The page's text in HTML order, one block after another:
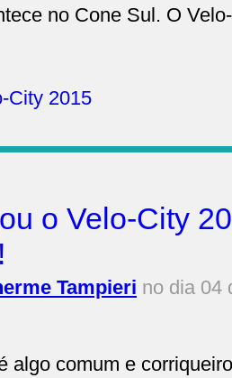
no Cone Sul. O
City 2015
o Velo-City
Tampieri no dia 04
algo comum e